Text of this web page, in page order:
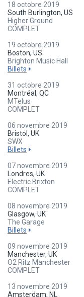
18 octobre 2019
South Burlington, US
Higher Ground
COMPLET
19 octobre 2019
Boston, US
Brighton Music Hall
Billets
31 octobre 2019
Montréal, QC
MTelus
COMPLET
06 novembre 2019
Bristol, UK
SWX
Billets
07 novembre 2019
Londres, UK
Electric Brixton
COMPLET
08 novembre 2019
Glasgow, UK
The Garage
Billets
09 novembre 2019
Manchester, UK
O2 Ritz Manchester
COMPLET
13 novembre 2019
Amsterdam, NL